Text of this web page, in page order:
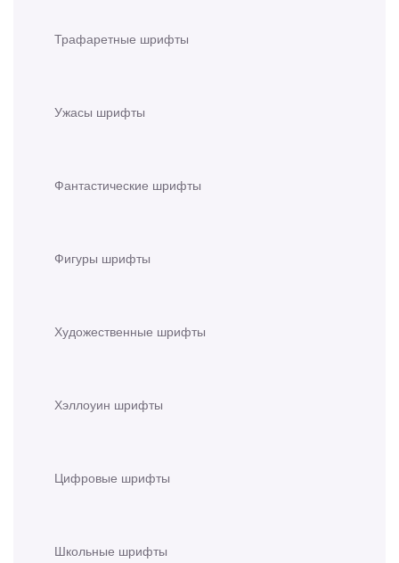
Трафаретные шрифты
Ужасы шрифты
Фантастические шрифты
Фигуры шрифты
Художественные шрифты
Хэллоуин шрифты
Цифровые шрифты
Школьные шрифты